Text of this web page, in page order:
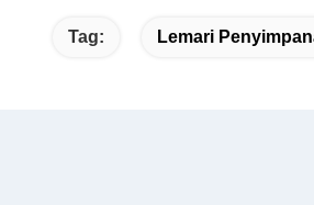
Tag: Lemari